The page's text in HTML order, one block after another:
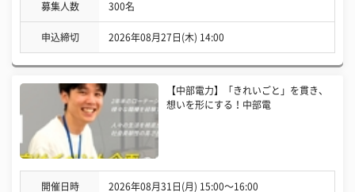
募集人数 300名
申込締切 2026年08月27日(木) 14:00
【中部電力】「きれいごと」を貫き、
想いを形にする！中部電
開催日時 2026年08月31日(月) 15:00〜16:00